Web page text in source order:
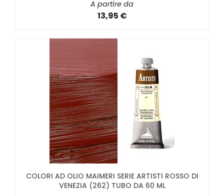
A partire da
13,95 €
COLORI AD OLIO MAIMERI SERIE ARTISTI ROSSO DI
VENEZIA (262) TUBO DA 60 ML